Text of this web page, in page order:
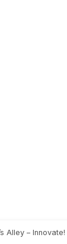
Alley –